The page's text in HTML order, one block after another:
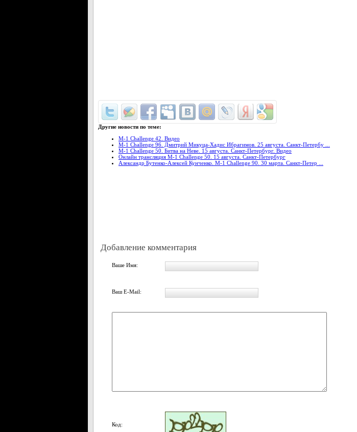
Другие новости по теме:
M-1 Challenge 42. Видео
M-1 Challenge 96. Дмитрий Микуца-Хадис Ибрагимов. 25 августа. Санкт-Петербу ...
M-1 Challenge 50. Битва на Неве. 15 августа. Санкт-Петербург. Видео
Онлайн трансляция М-1 Challenge 50. 15 августа. Санкт-Петербург
Александр Бутенко-Алексей Кунченко. M-1 Challenge 90. 30 марта. Санкт-Петер ...
Добавление комментария
Ваше Имя:
Ваш E-Mail:
Код: